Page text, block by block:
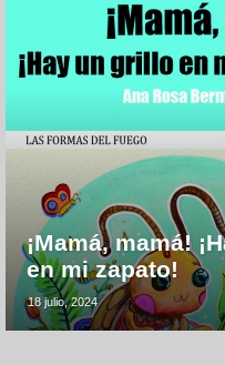
¡Mamá, mamá!
en mi zapato!
18 julio, 2024